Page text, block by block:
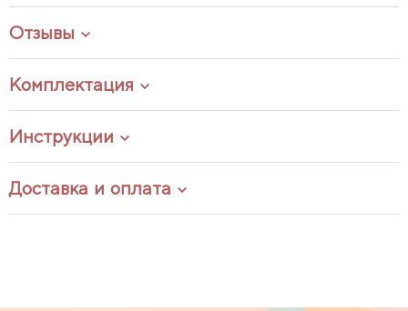
Отзывы
Комплектация
Инструкции
Доставка и оплата